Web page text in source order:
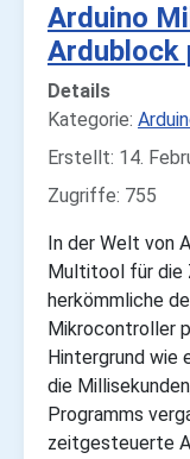
Arduino
Ardublock
Details
Kategorie:
Erstellt: 14.
Zugriffe: 755
In der Welt von
Multitool für die
herkömmliche
Mikrocontroller
Hintergrund wie
die
Programms
zeitgesteuerte